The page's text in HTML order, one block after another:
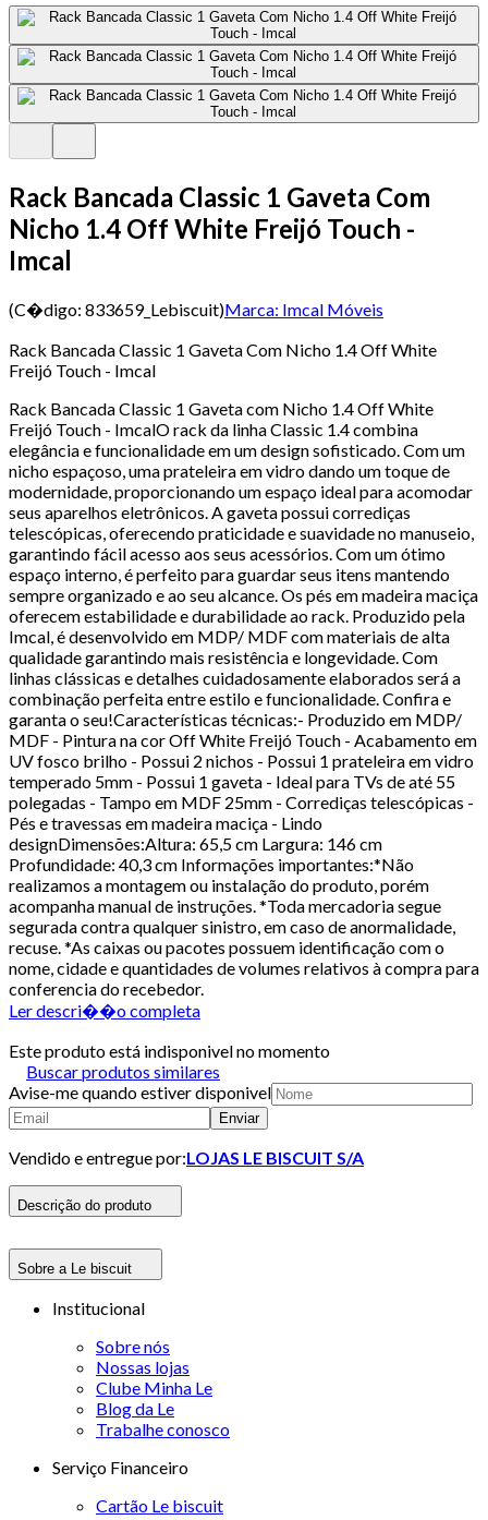
Rack Bancada Classic 1 Gaveta Com
Nicho 1.4 Off White Freijó Touch -
Imcal
(C�digo: 833659_Lebiscuit)Marca: Imcal Móveis
Rack Bancada Classic 1 Gaveta Com Nicho 1.4 Off White
Freijó Touch - Imcal
Rack Bancada Classic 1 Gaveta com Nicho 1.4 Off White
Freijó Touch - ImcalO rack da linha Classic 1.4 combina
elegância e funcionalidade em um design sofisticado. Com um
nicho espaçoso, uma prateleira em vidro dando um toque de
modernidade, proporcionando um espaço ideal para acomodar
seus aparelhos eletrônicos. A gaveta possui corrediças
telescópicas, oferecendo praticidade e suavidade no manuseio,
garantindo fácil acesso aos seus acessórios. Com um ótimo
espaço interno, é perfeito para guardar seus itens mantendo
sempre organizado e ao seu alcance. Os pés em madeira maciça
oferecem estabilidade e durabilidade ao rack. Produzido pela
Imcal, é desenvolvido em MDP/ MDF com materiais de alta
qualidade garantindo mais resistência e longevidade. Com
linhas clássicas e detalhes cuidadosamente elaborados será a
combinação perfeita entre estilo e funcionalidade. Confira e
garanta o seu!Características técnicas:- Produzido em MDP/
MDF - Pintura na cor Off White Freijó Touch - Acabamento em
UV fosco brilho - Possui 2 nichos - Possui 1 prateleira em vidro
temperado 5mm - Possui 1 gaveta - Ideal para TVs de até 55
polegadas - Tampo em MDF 25mm - Corrediças telescópicas -
Pés e travessas em madeira maciça - Lindo
designDimensões:Altura: 65,5 cm Largura: 146 cm
Profundidade: 40,3 cm Informações importantes:*Não
realizamos a montagem ou instalação do produto, porém
acompanha manual de instruções. *Toda mercadoria segue
segurada contra qualquer sinistro, em caso de anormalidade,
recuse. *As caixas ou pacotes possuem identificação com o
nome, cidade e quantidades de volumes relativos à compra para
conferencia do recebedor.
Ler descri��o completa
Este produto está indisponivel no momento
Buscar produtos similares
Avise-me quando estiver disponivel
Enviar
Vendido e entregue por:LOJAS LE BISCUIT S/A
Descrição do produto
Sobre a Le biscuit
Institucional
Sobre nós
Nossas lojas
Clube Minha Le
Blog da Le
Trabalhe conosco
Serviço Financeiro
Cartão Le biscuit